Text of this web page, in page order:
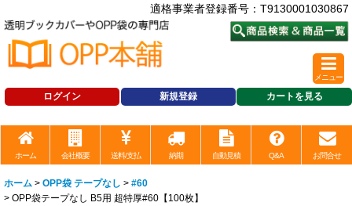
適格事業者登録番号：T9130001030867
ログイン 新規登録 カートを見る
メニュー
ホーム 会社概要 送料/支払 納期 自動見積 Q&A お問合せ
ホーム > OPP袋 テープなし > #60
> OPP袋テープなし B5用 超特厚#60【100枚】